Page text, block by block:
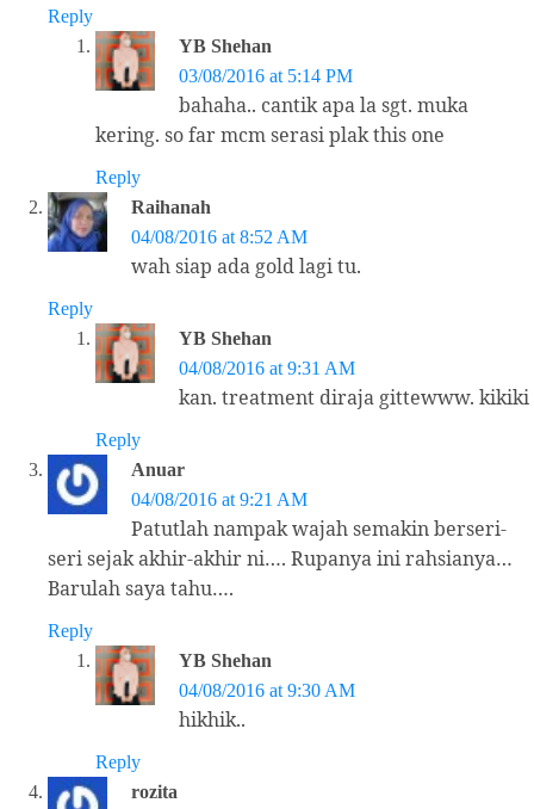
Reply
YB Shehan
03/08/2016 at 5:14 PM
bahaha.. cantik apa la sgt. muka
kering. so far mcm serasi plak this one
Reply
Raihanah
04/08/2016 at 8:52 AM
wah siap ada gold lagi tu.
Reply
YB Shehan
04/08/2016 at 9:31 AM
kan. treatment diraja gittewww. kikiki
Reply
Anuar
04/08/2016 at 9:21 AM
Patutlah nampak wajah semakin berseri-
seri sejak akhir-akhir ni…. Rupanya ini rahsianya…
Barulah saya tahu….
Reply
YB Shehan
04/08/2016 at 9:30 AM
hikhik..
Reply
rozita